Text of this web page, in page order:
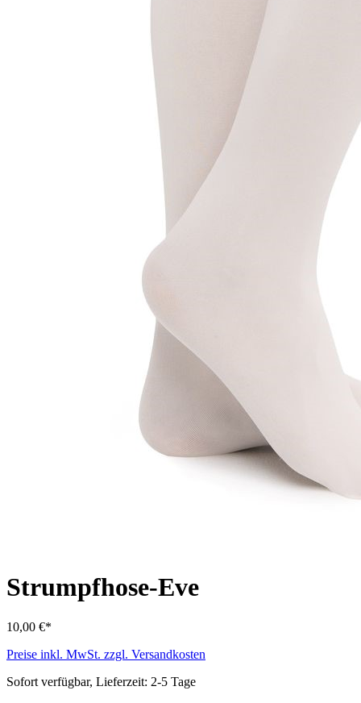
Strumpfhose-Eve
10,00 €*
Preise inkl. MwSt. zzgl. Versandkosten
Sofort verfügbar, Lieferzeit: 2-5 Tage